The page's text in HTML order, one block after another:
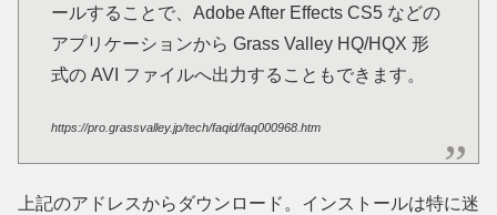
ールすることで、Adobe After Effects CS5 などの
アプリケーションから Grass Valley HQ/HQX 形
式の AVI ファイルへ出力することもできます。
https://pro.grassvalley.jp/tech/faqid/faq000968.htm
上記のアドレスからダウンロード。インストールは特に迷